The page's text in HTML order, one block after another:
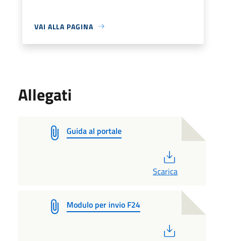
VAI ALLA PAGINA
Allegati
Guida al portale
Scarica
Modulo per invio F24